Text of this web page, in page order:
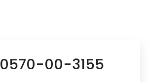
0570-00-3155